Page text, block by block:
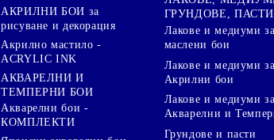
АКРИЛНИ БОИ за
рисуване и декорация
Акрилно мастило -
ACRYLIC INK
АКВАРЕЛНИ И
ТЕМПЕРНИ БОИ
Акварелни бои -
КОМПЛЕКТИ
ГРУНДОВЕ, ПАСТИ
Лакове и медиуми за
маслени бои
Лакове и медиуми за
Акрилни бои
Лакове и медиуми за
Акварелни и
Грундове и пасти